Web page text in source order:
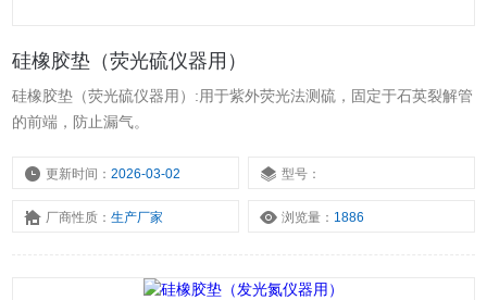
硅橡胶垫（荧光硫仪器用）
硅橡胶垫（荧光硫仪器用）:用于紫外荧光法测硫，固定于石英裂解管
的前端，防止漏气。
更新时间：2026-03-02 型号：
厂商性质：生产厂家 浏览量： 1886